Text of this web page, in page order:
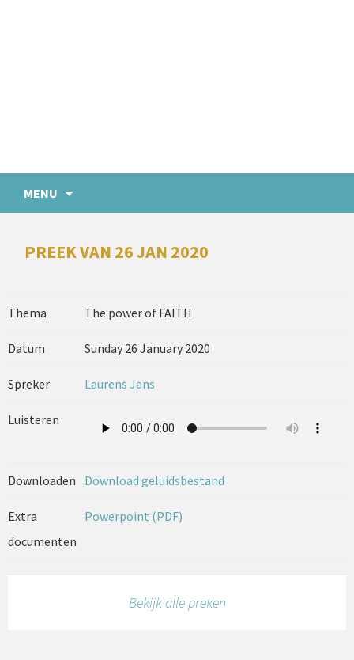
MENU
PREEK VAN 26 JAN 2020
Thema The power of FAITH
Datum Sunday 26 January 2020
Spreker Laurens Jans
Luisteren
Downloaden Download geluidsbestand
Extra
documenten
Powerpoint (PDF)
Bekijk alle preken